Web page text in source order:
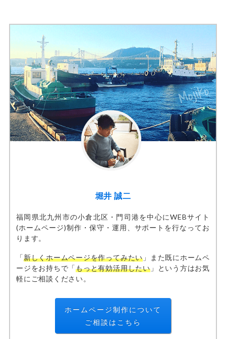
堀井 誠二
福岡県北九州市の小倉北区・門司港を中心にWEBサイト
(ホームページ)制作・保守・運用、サポートを行なってお
ります。
「新しくホームページを作ってみたい 」また既にホームペ
ージをお持ちで「もっと有効活用したい」という方はお気
軽にご相談ください。
ホームページ制作について
ご相談はこちら